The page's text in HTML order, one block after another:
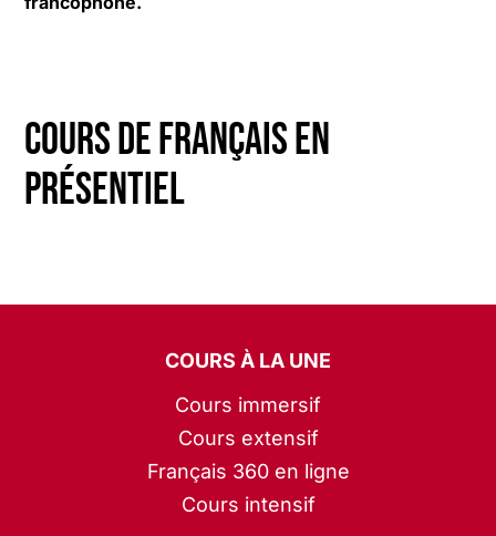
Cours de français en
présentiel
COURS À LA UNE
Cours immersif
Cours extensif
Français 360 en ligne
Cours intensif